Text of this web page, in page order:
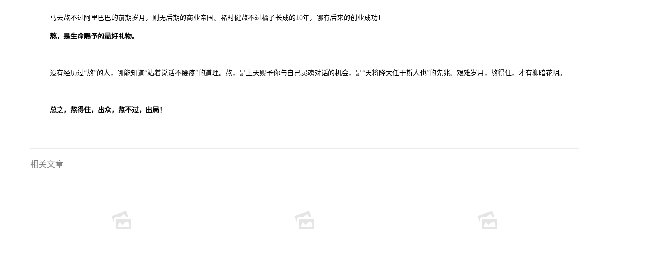
马云熬不过阿里巴巴的前期岁月，则无后期的商业帝国。褚时健熬不过橘子长成的10年，哪有后来的创业成功！
熬，是生命赐予的最好礼物。
没有经历过“熬”的人，哪能知道“站着说话不腰疼”的道理。熬，是上天赐予你与自己灵魂对话的机会，是“天将降大任于斯人也”的先兆。艰难岁月，熬得住，才有柳暗花明。
总之，熬得住，出众，熬不过，出局！
相关文章